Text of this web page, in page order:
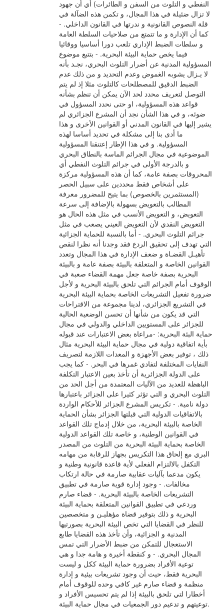
النفطي و التلوث من السفن و الطائرات) أي أن جهود
لا تزال ضئيلة في هذا المجال، و تكمن هذه الضآلة في
قلة النصوص القانونية و ندرتها في القانون الداخلي. -
كما أن الإدارة و ما تتمتع من صلاحيات السلطة العامة
و سلطات الضبط الإداري تلعب دورا أساسيا ووقائيا
فيما يخص حماية البيئة البحرية. - بتتبع موضوع
المسؤولية المدنية عن أضرار التلوث البحري، نجـد بأنه
لا يـزال يشوبه الغموض وعدم التحديد و من ذلك عدم
الضبط الدقيق للمصطلحات كالتلوث مثلا إذ لم يتم
التوصل لتعريف محدد لحد الآن يمكن أن تنظم بشأنه
قواعد هذه المسؤولية، او حتى نحدد المسؤول في
ضوئه، و في هذا الشأن نجد أن المشرع الجزائري لم
يشير إليها في القانون المدني أو القوانين الأخرى و هذا
ما أدى بنا إلى مشكلة في تحديد أساسا لهذه
المسؤولية. و في هذا الإطار إعتنقنا المسؤولية
الموضوعية في مجال الجرائم الماسة بالنطاق البحري
و بالدرجة الأولى في جرائم التلوث النفطي أي
المحروقات بصفة عامة، كما أن هذه المسؤولية مركزة
على أشخاص فقط محددين على سبيل الحصر
(المستثمرين بالخصوص) بما يتيح للمضرور معرفة
المطالب بالتعويض بسهولة بالإضافة إلى سرعة
التعويض، و التعويض الأنسب في مثل هذه الحال هو
التعويض النقدي لأن التعويض العيني يصعب في مثل
جرائم التلوث البحري. - أما بالنسبة للحماية الجزائية
التي تهدف إلى تحقيق الردع فقد وجدنا أنه نظرا لنقص
تأهيـل القضـاة و ضعف الإدارة في هذا المجال وتعدد
القوانين الخاصة و المتعلقة بالبيئة بصفة عامة و بالبيئة
البحرية بصفة خاصة جعل مهمة القضاء صعبة في
الوقوف أمام الجرائم التي تلحق بالبيئة البحرية و لأجل
ضرورة تفعيل التشريعات الخاصة بحماية البيئة البحرية
في التشريع الجزائري، لدينا مجموعة من الاقتراحات
التي قد يكون من شأنها أن تحسن الوضعية الحالية
للجزائر على المستويين الداخلي والدولي في مجال
حماية البئة البحرية: -مراعاة بعض الاعتبارات عند قبوله
بأية اتفاقية دولية في مجال حماية البيئة البحرية مثال
ذلك ، توفير بعض الأجهزة و المعدات اللازمة لتصريف
النفايات المختلفة لتفادي غمرها في البحر. - كما يجب
على الدولة الجزائرية أن تأخذ بعين الاعتبار التكلفة
الباهظة للعديد من الآليات المعتمدة من أجل الحد من
التلوث البحري و التي تؤثر كثيرا على الجزائر باعتبارها
دولة نامية. - تكريس المشرع الجزائر للأحكام الواردة
بالاتفاقيات الدولية التي قبلتها الجزائر بشأن الحماية
الخاصة بالبيئة البحرية، من خلال إدماج تلك القواعد
في القوانين الوطنية، و خاصة تلك القواعد الدولية
الخاصة بحماية البيئة البحرية من التلوث من المصدر
البري مع إلحاق هذا التكريس بجهاز للرقابة من مهامه
التكفل بالالتزام الفعلي لأية قاعدة قانونية وطنية و
يكون مدعما بآليات عقابية صارمة في حالة ارتكاب
مخالفات. - وجود إدارة قوية صارمة في تطبيق
التشريعات الخاصة بالبيئة البحرية. - قضاء صارم
وردعي في تطبيق القوانين المتعلقة بحماية البيئة
البحرية و ذلك بتوفير قضاة مؤهليـن و متخصصين
للنظر في القضايا التي تخص البيئة البحرية بصورتيها
المدنية و الجزائية، وأن تأخذ هذه القضايا طابع
الاستعجال للتمكن من ضبط الأضرار التي تمس
المجال البحري. - و كنقطة أخيرة و هامة جدا و هي
توعية الأفراد بضرورة حماية البيئة ككل و ليست
البحرية فقط، حيث أن وجود تشريعات بيئية و إدارة
منظمة و قضاء صارم غير كافي وحده للوقوف أمام
أخطارا لتي تلحق بالبيئة إذا لم يتم تحسيس الأفراد و
توعيتهم و تدعيم دور الجمعيات في مجال حماية البيئة.